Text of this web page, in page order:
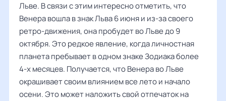
Льве. В связи с этим интересно отметить, что
Венера вошла в знак Льва 6 июня и из-за своего
ретро-движения, она пробудет во Льве до 9
октября. Это редкое явление, когда личностная
планета пребывает в одном знаке Зодиака более
4-х месяцев. Получается, что Венера во Льве
окрашивает своим влиянием все лето и начало
осени. Это может наложить свой отпечаток на